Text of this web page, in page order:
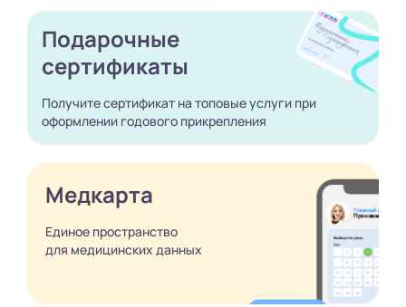
Подарочные
сертификаты
Получите сертификат на топовые услуги при
оформлении годового прикрепления
Медкарта
Единое пространство
для медицинских данных